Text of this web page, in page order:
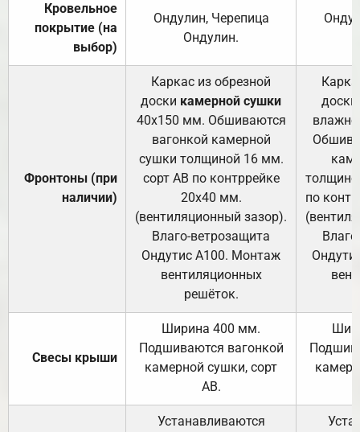
Кровельное
покрытие (на
выбор)
Ондулин, Черепица
Ондулин.
Фронтоны (при
наличии)
Каркас из обрезной
доски камерной сушки
40х150 мм. Обшиваются
вагонкой камерной
сушки толщиной 16 мм.
сорт АВ по контррейке
20х40 мм.
(вентиляционный зазор).
Влаго-ветрозащита
Ондутис А100. Монтаж
вентиляционных
решёток.
доски
по
Свесы крыши
Ширина 400 мм.
Подшиваются вагонкой
камерной сушки, сорт
АВ.
Устанавливаются